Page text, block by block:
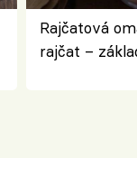
Rajčatová
rajčat –